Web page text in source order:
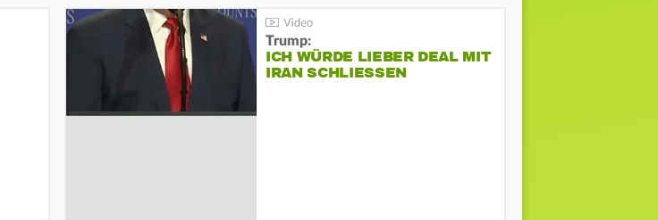
Trump:
ICH WÜRDE LIEBER DEAL MIT
IRAN SCHLIESSEN